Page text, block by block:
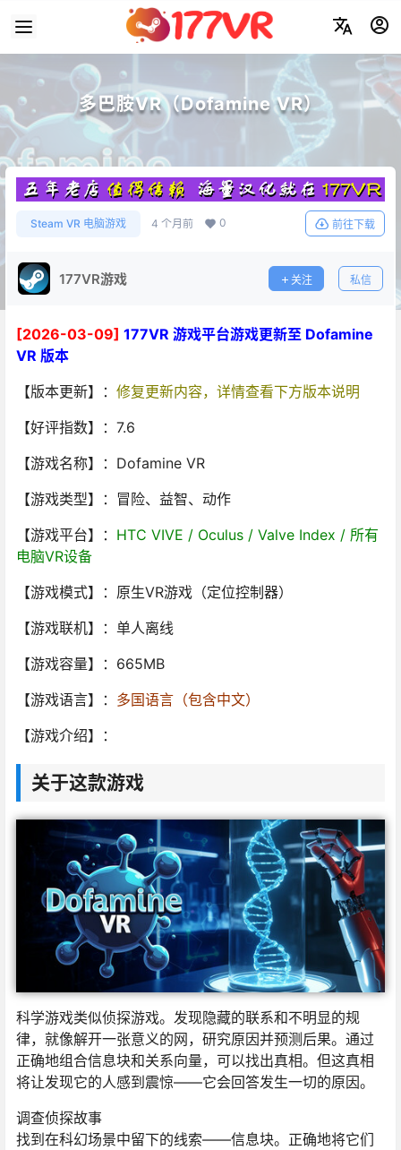
多巴胺VR（Dofamine VR）
Steam VR 电脑游戏 4 个月前 0 前往下载
177VR游戏 关注 私信
[2026-03-09] 177VR 游戏平台游戏更新至 Dofamine
VR 版本
【版本更新】： 修复更新内容，详情查看下方版本说明
【好评指数】：7.6
【游戏名称】：Dofamine VR
【游戏类型】：冒险、益智、动作
【游戏平台】： HTC VIVE / Oculus / Valve Index / 所有
电脑VR设备
【游戏模式】：原生VR游戏（定位控制器）
【游戏联机】：单人离线
【游戏容量】：665MB
【游戏语言】： 多国语言（包含中文）
【游戏介绍】：
关于这款游戏
科学游戏类似侦探游戏。发现隐藏的联系和不明显的规
律，就像解开一张意义的网，研究原因并预测后果。通过
正确地组合信息块和关系向量，可以找出真相。但这真相
将让发现它的人感到震惊——它会回答发生一切的原因。
调查侦探故事
找到在科幻场景中留下的线索——信息块。正确地将它们